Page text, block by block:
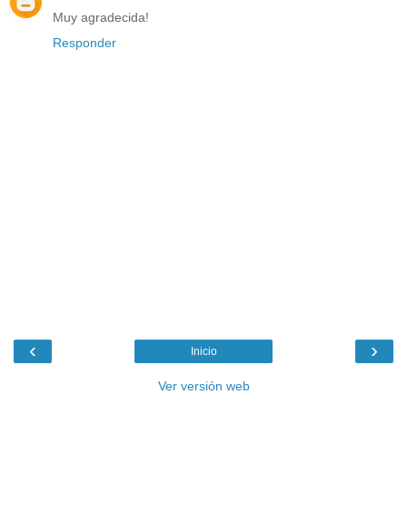
Muy agradecida!
Responder
‹ ›
Inicio
Ver versión web